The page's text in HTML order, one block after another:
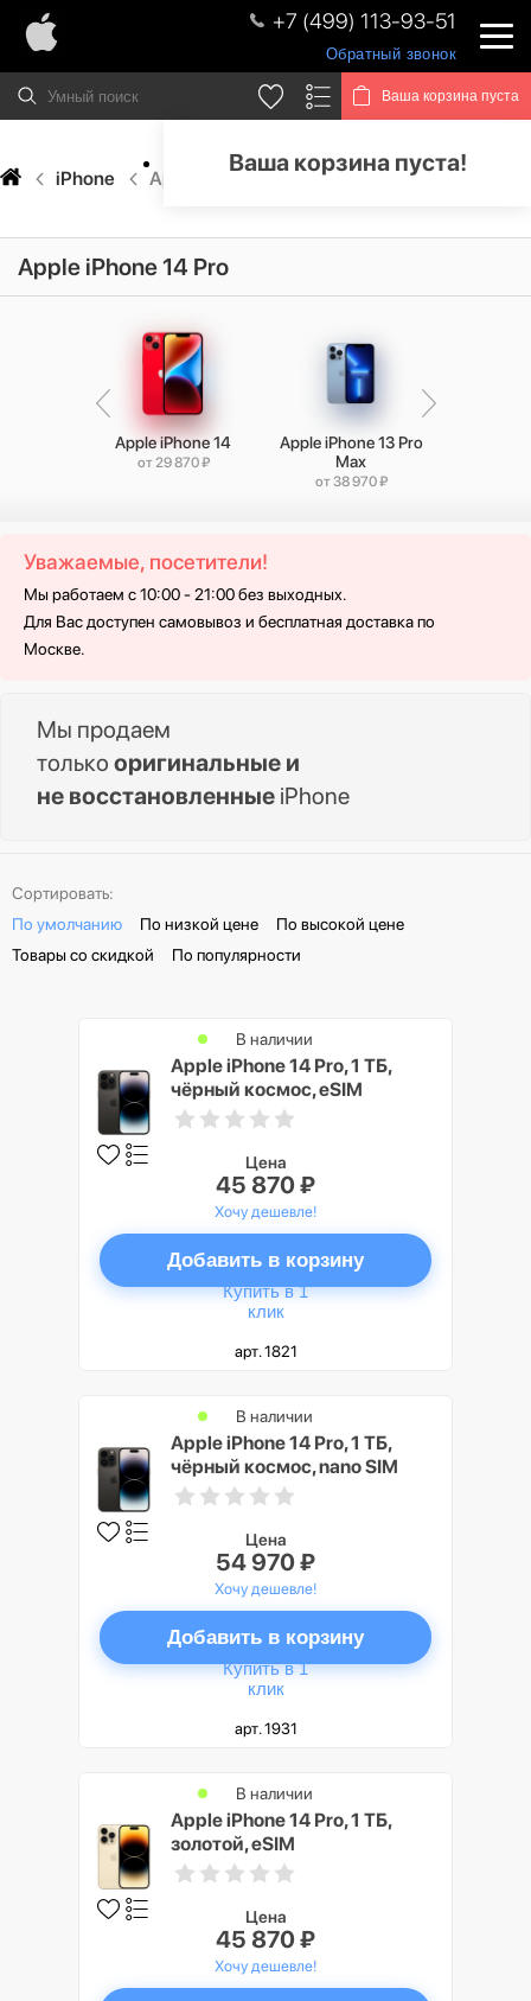
+7 (499) 113-93-51
Обратный звонок
Ваша корзина пуста
Ваша корзина пуста!
iPhone Apple iPhone 14 Pro
Apple iPhone 14 Pro
Apple iPhone 14
от 29 870 ₽
Apple iPhone 13 Pro
Max
от 38 970 ₽
Уважаемые, посетители!
Мы работаем с 10:00 - 21:00 без выходных.
Для Вас доступен самовывоз и бесплатная доставка по
Москве.
Мы продаем
только оригинальные и
не восстановленные iPhone
Сортировать:
По умолчанию
По низкой цене
По высокой цене
Товары со скидкой
По популярности
Apple iPhone 14 Pro, 1 ТБ,
чёрный космос, eSIM
В наличии
Цена
45 870 ₽
Хочу дешевле!
Добавить в корзину
Купить в 1
клик
арт. 1821
Apple iPhone 14 Pro, 1 ТБ,
чёрный космос, nano SIM
В наличии
Цена
54 970 ₽
Хочу дешевле!
Добавить в корзину
Купить в 1
клик
арт. 1931
Apple iPhone 14 Pro, 1 ТБ,
золотой, eSIM
В наличии
Цена
45 870 ₽
Хочу дешевле!